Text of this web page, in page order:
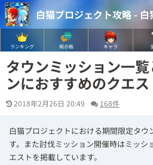
白猫プロジェクト攻略 - 白
ランキング 掲示板 キャラ
タウンミッション一
ンにおすすめのクエス
2018年2月26日 20:49 168件
白猫プロジェクトにおける期間限定タ
す。また討伐ミッション開催時はミッシ
エストを掲載しています。